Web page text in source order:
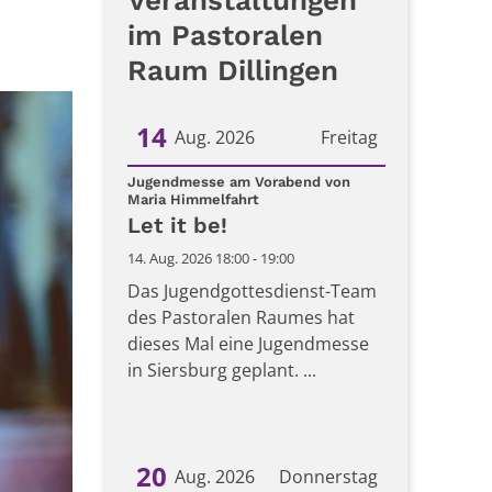
im Pastoralen
Raum Dillingen
Freitag
14 Aug. 2026
Datum: 14. August 2026
Jugendmesse am Vorabend von
Maria Himmelfahrt:
Let it be!
14. Aug. 2026 18:00 - 19:00
Das Jugendgottesdienst-Team
des Pastoralen Raumes hat
dieses Mal eine Jugendmesse
in Siersburg geplant. ...
Donnerstag
20 Aug. 2026